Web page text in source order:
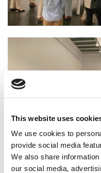
This website uses
We use cookies to
provide social media
We also share
our social media,